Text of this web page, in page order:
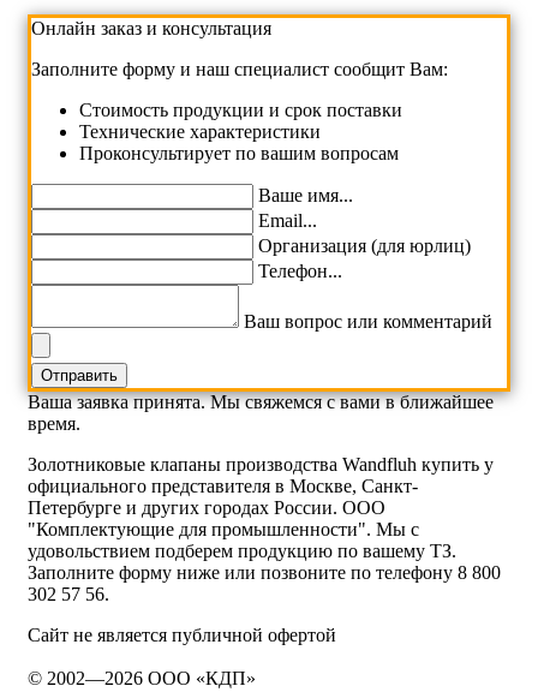
Онлайн заказ и консультация
Заполните форму и наш специалист сообщит Вам:
Cтоимость продукции и срок поставки
Технические характеристики
Проконсультирует по вашим вопросам
Ваше имя...
Email...
Организация (для юрлиц)
Телефон...
Ваш вопрос или комментарий
Ваша заявка принята. Мы свяжемся с вами в ближайшее
время.
Золотниковые клапаны производства Wandfluh купить у
официального представителя в Москве, Санкт-
Петербурге и других городах России. ООО
"Комплектующие для промышленности". Мы с
удовольствием подберем продукцию по вашему ТЗ.
Заполните форму ниже или позвоните по телефону 8 800
302 57 56.
Сайт не является публичной офертой
© 2002—2026 ООО «КДП»